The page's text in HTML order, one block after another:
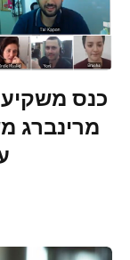
כנס
מרינברג